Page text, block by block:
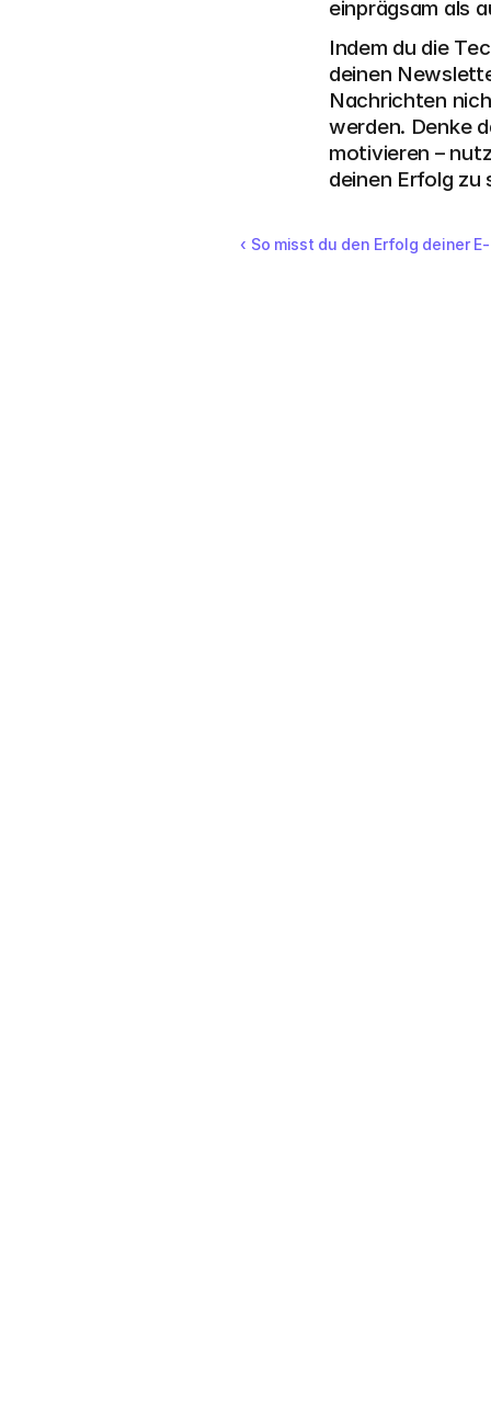
einprägsam als
Indem du die
deinen
Nachrichten
werden. Denke
motivieren –
deinen Erfolg zu
‹ So misst du den Erfolg deiner